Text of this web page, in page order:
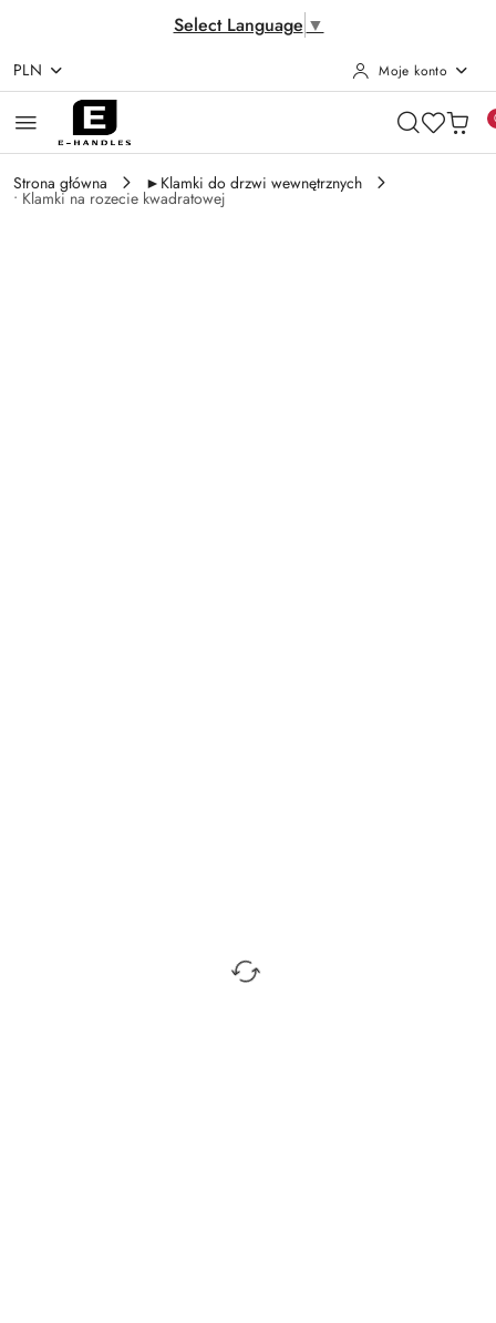
Select Language ▼
Przejdź do treści głównej
Przejdź do wyszukiwarki
Przejdź do moje konto
Przejdź do menu głównego
Przejdź do opisu produktu
Przejdź do stopki
PLN Moje konto
Strona główna ►Klamki do drzwi wewnętrznych
• Klamki na rozecie kwadratowej